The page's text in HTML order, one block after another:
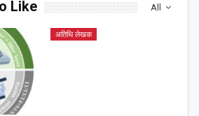
All
Like
अतिथि लेखक